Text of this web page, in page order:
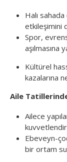
Halı
etkileşimini
Spor,
aşılmasına
Kültürel
kazalarına
Aile
Ailece
Ebeveyn-
bir ortam